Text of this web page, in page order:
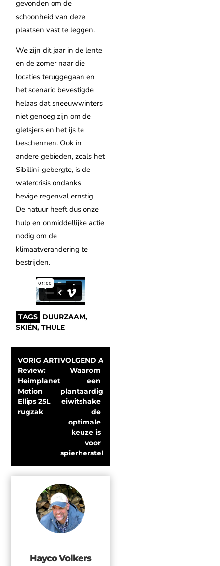
gevonden om de
schoonheid van deze
plaatsen vast te leggen.
We zijn dit jaar in de lente
en de zomer naar die
locaties teruggegaan en
het scenario bevestigde
helaas dat sneeuwwinters
niet genoeg zijn om de
gletsjers en het ijs te
beschermen. Ook in
andere gebieden, zoals het
Sibillini-gebergte, is de
watercrisis ondanks
hevige regenval ernstig.
De natuur heeft dus onze
hulp en onmiddellijke actie
nodig om de
klimaatverandering te
bestrijden.
TAGS DUURZAAM,
SKIËN,THULE
VORIG ARTIKEL
Review:
Heimplanet
Motion
Ellips 25L
rugzak
VOLGEND ARTIKEL
Waarom
een
plantaardige
eiwitshake
de
optimale
keuze is
voor
spierherstel
Hayco Volkers